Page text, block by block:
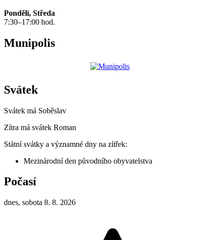
Pondělí, Středa
7:30–17:00 hod.
Munipolis
Svátek
Svátek má Soběslav
Zítra má svátek Roman
Státní svátky a významné dny na zítřek:
Mezinárodní den původního obyvatelstva
Počasí
dnes, sobota 8. 8. 2026